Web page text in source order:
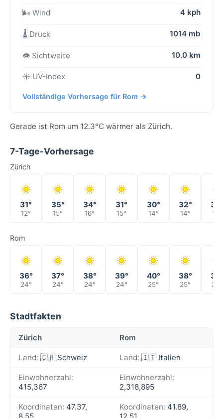
🌬️ Wind
4 kph
🌡️ Druck 1014 mb
👁️ Sichtweite 10.0 km
☀️ UV-Index 0
Vollständige Vorhersage für Rom →
Gerade ist Rom um 12.3°C wärmer als Zürich.
7-Tage-Vorhersage
Zürich
31°
12°
35°
15°
34°
16°
31°
15°
30°
14°
32°
14° 17°
Rom
36°
24°
37°
24°
38°
24°
39°
24°
40°
25°
38°
25° 24°
Stadtfakten
Zürich Rom
Land: 🇨🇭 Schweiz Land: 🇮🇹 Italien
Einwohnerzahl:
415,367
Einwohnerzahl:
2,318,895
Koordinaten: 47.37,
Koordinaten: 41.89,